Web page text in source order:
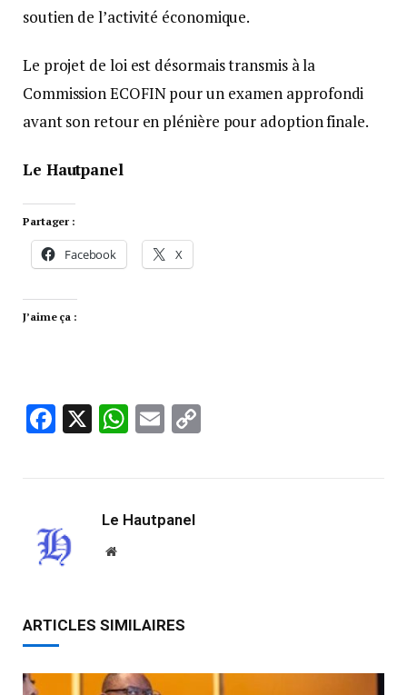
soutien de l’activité économique.
Le projet de loi est désormais transmis à la
Commission ECOFIN pour un examen approfondi
avant son retour en plénière pour adoption finale.
Le Hautpanel
Partager :
Facebook X
J’aime ça :
Facebook
X WhatsApp
Email
Le Hautpanel
Website
ARTICLES SIMILAIRES